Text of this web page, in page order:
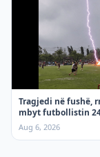
Tragjedi në fushë,
mbyt futbollistin
gjatë ndeshjes
Aug 6, 2026